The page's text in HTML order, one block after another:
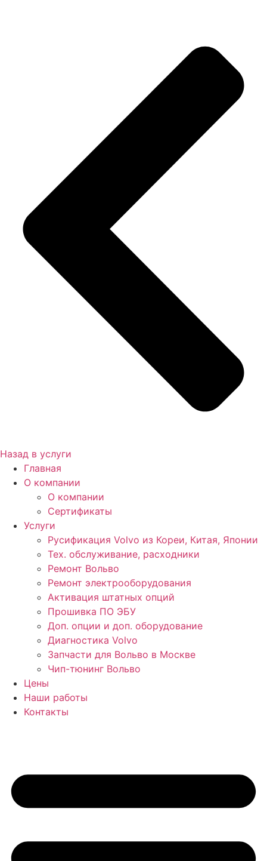
Назад в услуги
Главная
О компании
О компании
Сертификаты
Услуги
Русификация Volvo из Кореи, Китая, Японии
Тех. обслуживание, расходники
Ремонт Вольво
Ремонт электрооборудования
Активация штатных опций
Прошивка ПО ЭБУ
Доп. опции и доп. оборудование
Диагностика Volvo
Запчасти для Вольво в Москве
Чип-тюнинг Вольво
Цены
Наши работы
Контакты